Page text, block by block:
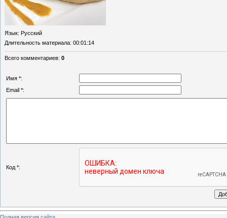
Язык: Русский
Длительность материала: 00:01:14
Всего комментариев: 0
Имя *:
Email *:
Код *: